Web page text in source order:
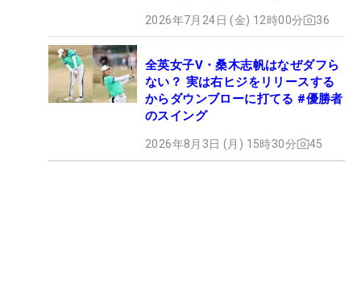
2026年7月24日 (金) 12時00分 36
全英女子V・桑木志帆はなぜダフら
ない？ 実は右ヒジをリリースする
からダウンブローに打てる #優勝者
のスイング
2026年8月3日 (月) 15時30分 45